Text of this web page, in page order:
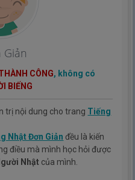
Giản
CÔNG, không có
BIẾNG
trị nội dung cho trang Tiếng
Nhật Đơn Giản đều là kiến
điều mà mình học hỏi được
Nhật của mình.
có được sẽ giúp các bạn